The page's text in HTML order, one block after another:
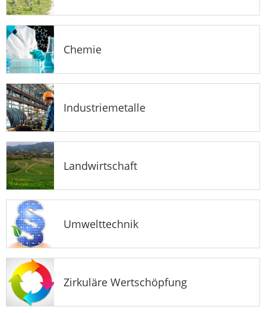
Chemie
Industriemetalle
Landwirtschaft
Umwelttechnik
Zirkuläre Wertschöpfung